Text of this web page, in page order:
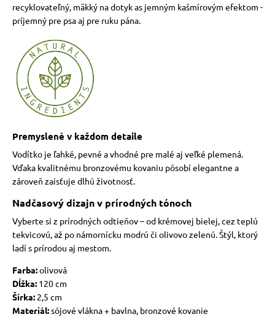
recyklovateľný, mäkký na dotyk as jemným kašmírovým efektom -
príjemný pre psa aj pre ruku pána.
Premyslené v každom detaile
Vodítko je ľahké, pevné a vhodné pre malé aj veľké plemená.
Vďaka kvalitnému bronzovému kovaniu pôsobí elegantne a
zároveň zaisťuje dlhú životnosť.
Nadčasový dizajn v prírodných tónoch
Vyberte si z prírodných odtieňov – od krémovej bielej, cez teplú
tekvicovú, až po námornícku modrú či olivovo zelenú. Štýl, ktorý
ladí s prírodou aj mestom.
Farba:olivová
Dĺžka:120 cm
Šírka:2,5 cm
Materiál:sójové vlákna + bavlna, bronzové kovanie